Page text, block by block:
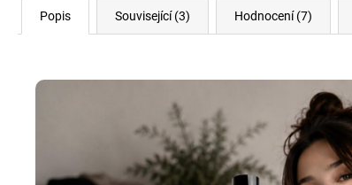
Popis Související (3) Hodnocení (7)